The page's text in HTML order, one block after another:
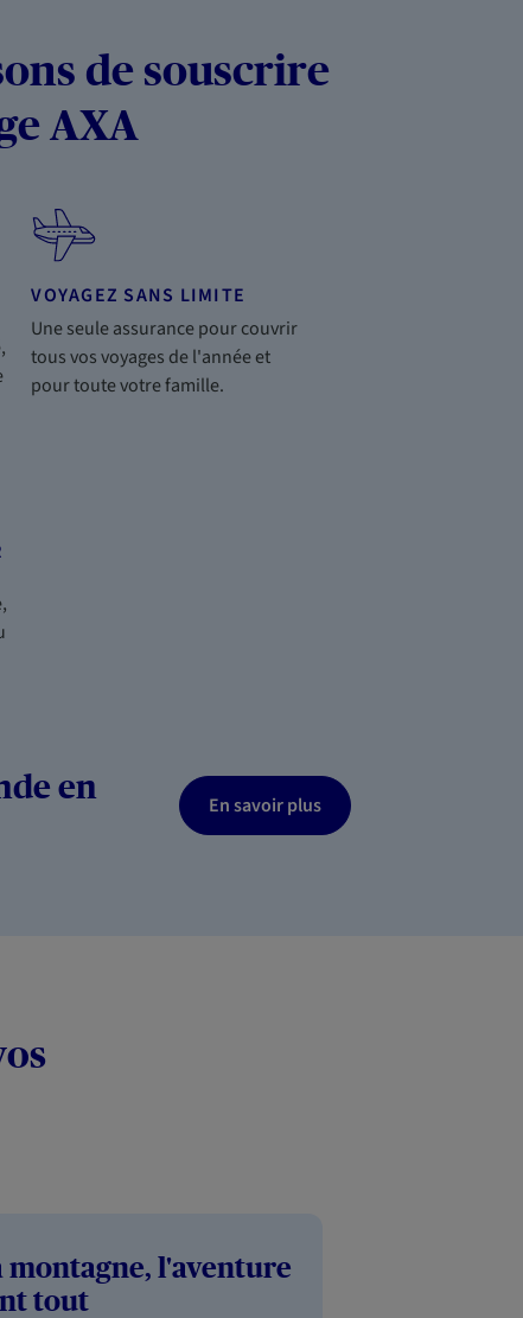
de souscrire
AXA
VOYAGEZ SANS LIMITE
Une seule assurance pour couvrir
tous vos voyages de l'année et
pour toute votre famille.
en
En savoir plus
montagne, l'aventure
tout